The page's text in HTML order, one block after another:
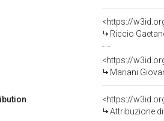
<https://
Riccio
<https://
Mariani
<https://
Attribuzione di